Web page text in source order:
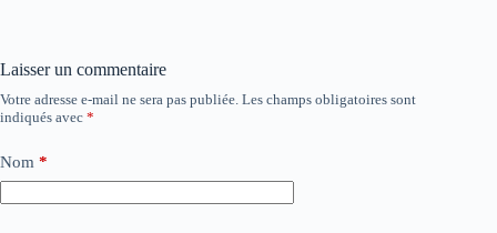
Laisser un commentaire
Votre adresse e-mail ne sera pas publiée. Les champs obligatoires sont
indiqués avec *
Nom *